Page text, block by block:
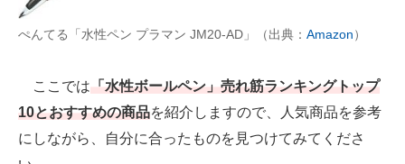
IT製品の技術・比較・事例
製造業のIT導入・活用を支援
ぺんてる「水性ペン プラマン JM20-AD」（出典： Amazon）
ここでは「水性ボールペン」売れ筋ランキングトップ
10とおすすめの商品を紹介しますので、人気商品を参考
にしながら、自分に合ったものを見つけてみてくださ